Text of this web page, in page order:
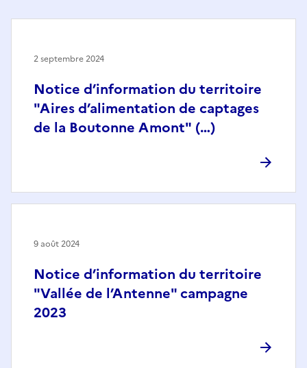
Notice d’information du territoire
"Aires d’alimentation de captages
de la Boutonne Amont" (…)
2 septembre 2024
Notice d’information du territoire
"Vallée de l’Antenne" campagne
2023
9 août 2024